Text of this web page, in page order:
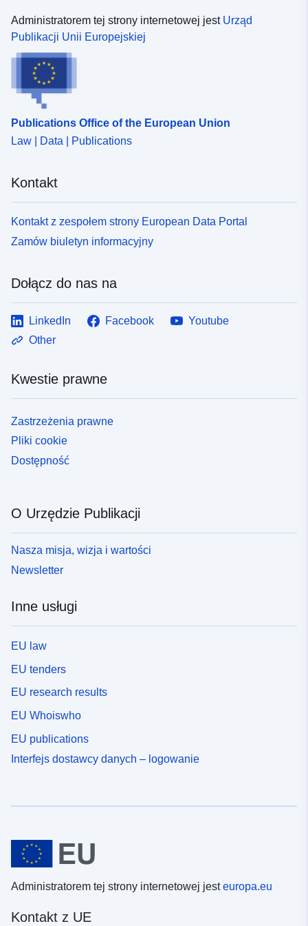
50.16764069 ] ]
Typ:
Zasoby
przestrzenne:
Identyfikatory:
http://descartes-dev.cete-
uriRef:
http://data.europa.eu/88u/dataset/
120066022-srv-b43f61a3-b894-
Typ:
http://inspire.ec.europa.eu/
codelist/ResourceType/services
Administratorem tej strony internetowej jest Urząd
Publikacji Unii Europejskiej
Publications Office of the European Union
Law | Data | Publications
Kontakt
Kontakt z zespołem strony European Data Portal
Zamów biuletyn informacyjny
Dołącz do nas na
LinkedIn Facebook
Youtube
Other
Kwestie prawne
Zastrzeżenia prawne
Pliki cookie
Dostępność
O Urzędzie Publikacji
Nasza misja, wizja i wartości
Newsletter
Inne usługi
EU law
EU tenders
EU research results
EU Whoiswho
EU publications
Interfejs dostawcy danych – logowanie
Administratorem tej strony internetowej jesteuropa.eu
Kontakt z UE